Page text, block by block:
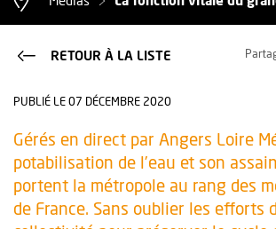
PUBLIÉ LE 07 DÉCEMBRE 2020
RETOUR À LA LISTE
Gérés en direct par Angers Loire
potabilisation de l’eau et son
portent la métropole au rang des
de France. Sans oublier les efforts